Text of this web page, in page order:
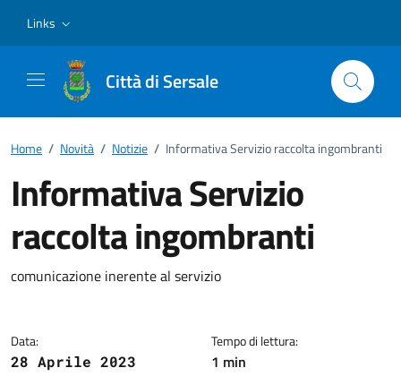
Links
Città di Sersale
Home / Novità / Notizie / Informativa Servizio raccolta ingombranti
Informativa Servizio
raccolta ingombranti
Dettagli della notizia
comunicazione inerente al servizio
Data:
28 Aprile 2023
Tempo di lettura:
1 min